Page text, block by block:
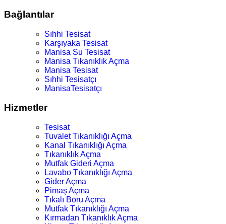
Bağlantılar
Sıhhi Tesisat
Karşıyaka Tesisat
Manisa Su Tesisat
Manisa Tıkanıklık Açma
Manisa Tesisat
Sıhhi Tesisatçı
ManisaTesisatçı
Hizmetler
Tesisat
Tuvalet Tıkanıklığı Açma
Kanal Tıkanıklığı Açma
Tıkanıklık Açma
Mutfak Gideri Açma
Lavabo Tıkanıklığı Açma
Gider Açma
Pimaş Açma
Tıkalı Boru Açma
Mutfak Tıkanıklığı Açma
Kırmadan Tıkanıklık Açma